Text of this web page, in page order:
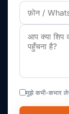
मुझे कभी-कभार